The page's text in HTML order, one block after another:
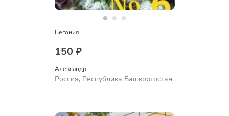
Бегония
150 ₽
Александр
Россия, Республика Башкортостан